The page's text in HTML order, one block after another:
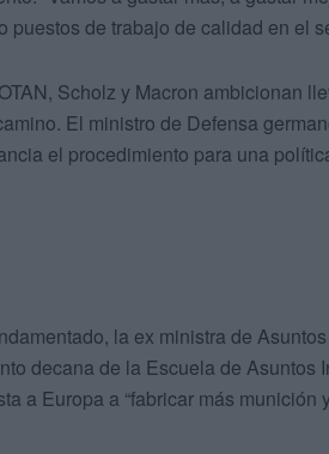
puestos de trabajo de calidad en el
Scholz y Macron ambicionan
El ministro de Defensa
el procedimiento para una
la ex ministra de
decana de la Escuela de Asuntos
a Europa a “fabricar más munición